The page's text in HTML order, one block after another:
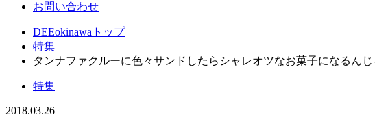
お問い合わせ
DEEokinawaトップ
特集
タンナファクルーに色々サンドしたらシャレオツなお菓子になるん
特集
2018.03.26